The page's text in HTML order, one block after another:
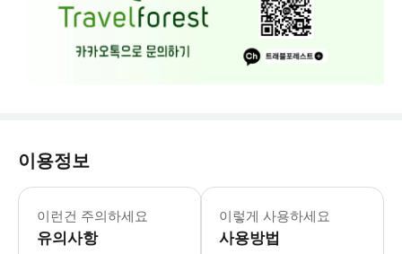
이용정보
이런건 주의하세요
유의사항
예약 신청 후, 담당자가 확인하여 예
이렇게 사용하세요
사용방법